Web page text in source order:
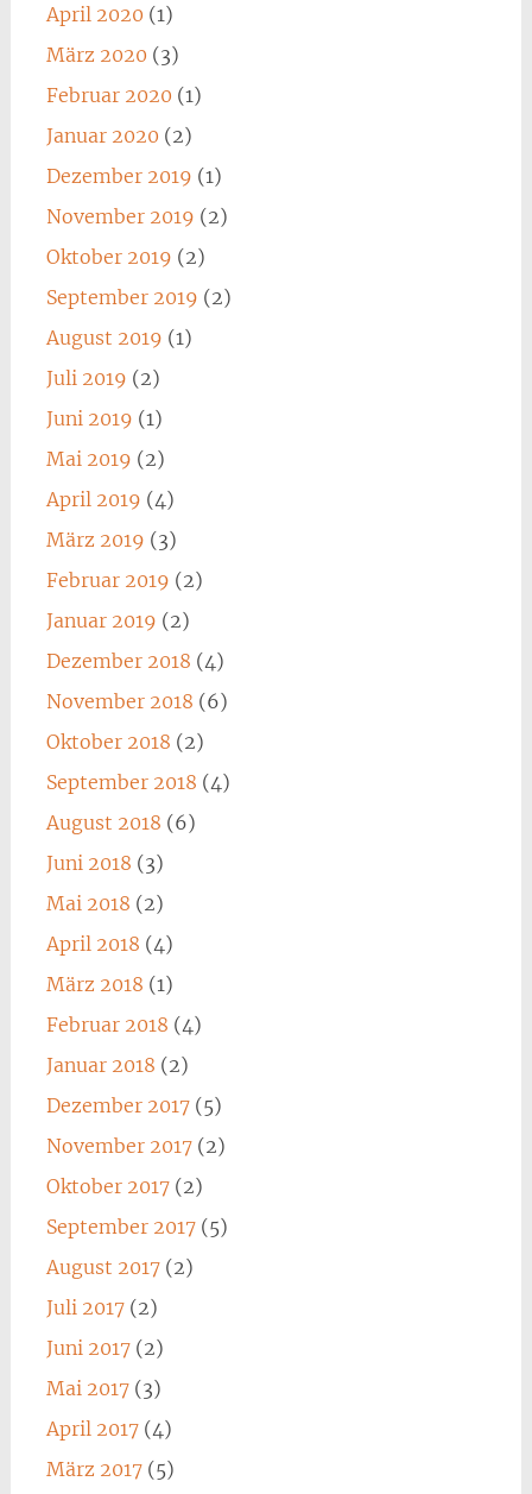
April 2020 (1)
März 2020 (3)
Februar 2020 (1)
Januar 2020 (2)
Dezember 2019 (1)
November 2019 (2)
Oktober 2019 (2)
September 2019 (2)
August 2019 (1)
Juli 2019 (2)
Juni 2019 (1)
Mai 2019 (2)
April 2019 (4)
März 2019 (3)
Februar 2019 (2)
Januar 2019 (2)
Dezember 2018 (4)
November 2018 (6)
Oktober 2018 (2)
September 2018 (4)
August 2018 (6)
Juni 2018 (3)
Mai 2018 (2)
April 2018 (4)
März 2018 (1)
Februar 2018 (4)
Januar 2018 (2)
Dezember 2017(5)
November 2017(2)
Oktober 2017(2)
September 2017(5)
August 2017(2)
Juli 2017(2)
Juni 2017(2)
Mai 2017(3)
April 2017(4)
März 2017(5)